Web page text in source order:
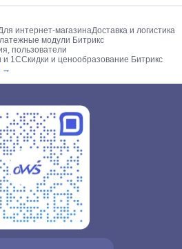
интернет-магазинаДоставка и логистика
модули Битрикс
пользователи
и 1ССкидки и ценообразование Битрикс
→